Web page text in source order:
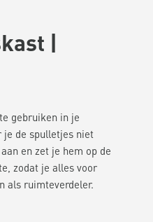
|
gebruiken in je
je de spulletjes niet
en zet je hem op de
zodat je alles voor
als ruimteverdeler.